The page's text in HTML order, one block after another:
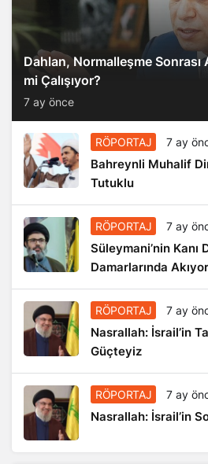
Dahlan, Normalleşme Sonrası
mi Çalışıyor?
7 ay önce
RÖPORTAJ 7 ay
Bahreynli Muhalif
Tutuklu
RÖPORTAJ 7 ay
Süleymani’nin Kanı
Damarlarında Akıyor
RÖPORTAJ 7 ay
Nasrallah: İsrail’in
Güçteyiz
RÖPORTAJ 7 ay
Nasrallah: İsrail’in